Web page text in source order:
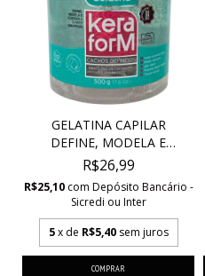
GELATINA CAPILAR
DEFINE, MODELA E
CONTRO...
R$26,99
R$25,10 com Depósito Bancário -
Sicredi ou Inter
5 x de R$5,40 sem juros